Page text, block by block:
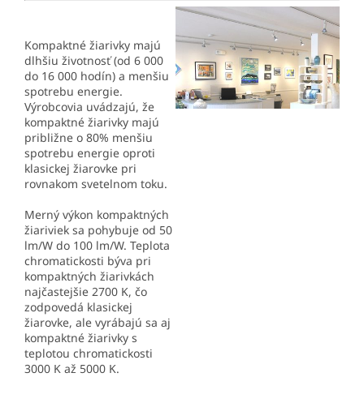
Kompaktné žiarivky majú
dlhšiu životnosť (od 6 000
do 16 000 hodín) a menšiu
spotrebu energie.
Výrobcovia uvádzajú, že
kompaktné žiarivky majú
približne o 80% menšiu
spotrebu energie oproti
klasickej žiarovke pri
rovnakom svetelnom toku.
Merný výkon kompaktných
žiariviek sa pohybuje od 50
lm/W do 100 lm/W. Teplota
chromatickosti býva pri
kompaktných žiarivkách
najčastejšie 2700 K, čo
zodpovedá klasickej
žiarovke, ale vyrábajú sa aj
kompaktné žiarivky s
teplotou chromatickosti
3000 K až 5000 K.